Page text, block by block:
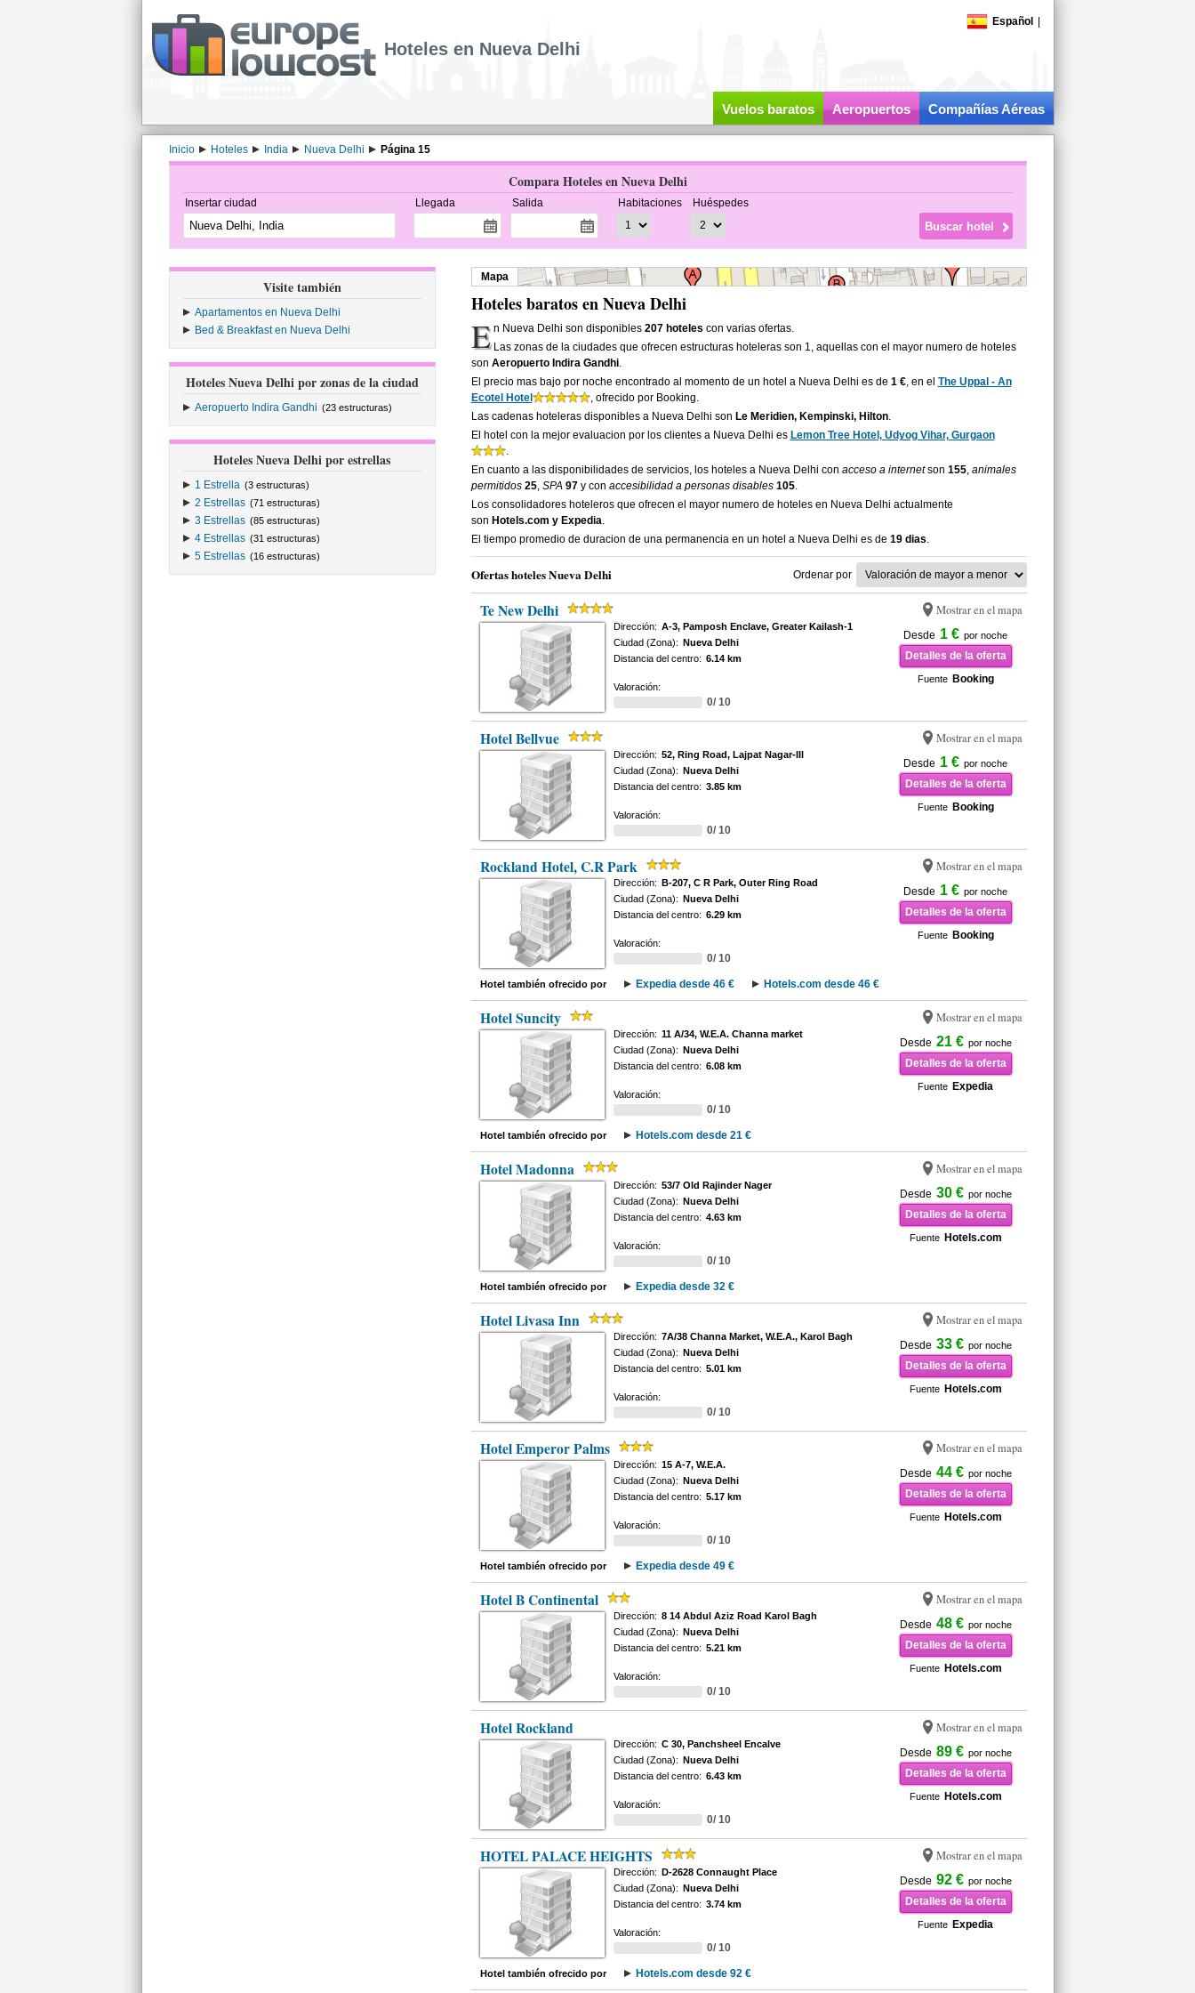
Español
Hoteles en Nueva Delhi
Vuelos baratos Aeropuertos Compañías Aéreas
Inicio Hoteles India Nueva Delhi Página 15
Compara Hoteles en Nueva Delhi
Insertar ciudad Llegada Salida Habitaciones Huéspedes
Visite también
Apartamentos en Nueva Delhi
Bed & Breakfast en Nueva Delhi
Hoteles Nueva Delhi por zonas de la ciudad
Aeropuerto Indira Gandhi (23 estructuras)
Hoteles Nueva Delhi por estrellas
1 Estrella (3 estructuras)
2 Estrellas (71 estructuras)
3 Estrellas (85 estructuras)
4 Estrellas (31 estructuras)
5 Estrellas (16 estructuras)
Mapa
Hoteles baratos en Nueva Delhi
E n Nueva Delhi son disponibles207 hoteles con varias ofertas.
Las zonas de la ciudades que ofrecen estructuras hoteleras son 1, aquellas con el mayor numero de hoteles
son Aeropuerto Indira Gandhi.
El precio mas bajo por noche encontrado al momento de un hotel a Nueva Delhi es de 1 €, en el The Uppal - An
Ecotel Hotel
, ofrecido por Booking.
Las cadenas hoteleras disponibles a Nueva Delhi son Le Meridien, Kempinski, Hilton.
El hotel con la mejor evaluacion por los clientes a Nueva Delhi es Lemon Tree Hotel, Udyog Vihar, Gurgaon
.
En cuanto a las disponibilidades de servicios, los hoteles a Nueva Delhi con acceso a internetson 155, animales
permitidos 25, SPA 97y con accesibilidad a personas disables 105.
Los consolidadores hoteleros que ofrecen el mayor numero de hoteles en Nueva Delhi actualmente
son Hotels.com y Expedia.
El tiempo promedio de duracion de una permanencia en un hotel a Nueva Delhi es de 19 dias.
Ofertas hoteles Nueva Delhi Ordenar por
Te New Delhi Mostrar en el mapa
Desde 1 € por noche
Detalles de la oferta
Fuente Booking
Dirección: A-3, Pamposh Enclave, Greater Kailash-1
Ciudad (Zona): Nueva Delhi
Distancia del centro: 6.14 km
Valoración:
0/ 10
Hotel Bellvue Mostrar en el mapa
Desde 1 € por noche
Detalles de la oferta
Fuente Booking
Dirección: 52, Ring Road, Lajpat Nagar-III
Ciudad (Zona): Nueva Delhi
Distancia del centro: 3.85 km
Valoración:
0/ 10
Rockland Hotel, C.R Park Mostrar en el mapa
Desde 1 € por noche
Detalles de la oferta
Fuente Booking
Dirección: B-207, C R Park, Outer Ring Road
Ciudad (Zona): Nueva Delhi
Distancia del centro: 6.29 km
Valoración:
0/ 10
Hotel también ofrecido por Expedia desde 46 € Hotels.com desde 46 €
Hotel Suncity Mostrar en el mapa
Desde 21 € por noche
Detalles de la oferta
Fuente Expedia
Dirección: 11 A/34, W.E.A. Channa market
Ciudad (Zona): Nueva Delhi
Distancia del centro: 6.08 km
Valoración:
0/ 10
Hotel también ofrecido por Hotels.com desde 21 €
Hotel Madonna Mostrar en el mapa
Desde 30 € por noche
Detalles de la oferta
Fuente Hotels.com
Dirección: 53/7 Old Rajinder Nager
Ciudad (Zona): Nueva Delhi
Distancia del centro: 4.63 km
Valoración:
0/ 10
Hotel también ofrecido por Expedia desde 32 €
Hotel Livasa Inn Mostrar en el mapa
Desde 33 € por noche
Detalles de la oferta
Fuente Hotels.com
Dirección: 7A/38 Channa Market, W.E.A., Karol Bagh
Ciudad (Zona): Nueva Delhi
Distancia del centro: 5.01 km
Valoración:
0/ 10
Hotel Emperor Palms Mostrar en el mapa
Desde 44 € por noche
Detalles de la oferta
Fuente Hotels.com
Dirección: 15 A-7, W.E.A.
Ciudad (Zona): Nueva Delhi
Distancia del centro: 5.17 km
Valoración:
0/ 10
Hotel también ofrecido por Expedia desde 49 €
Hotel B Continental Mostrar en el mapa
Desde 48 € por noche
Detalles de la oferta
Fuente Hotels.com
Dirección: 8 14 Abdul Aziz Road Karol Bagh
Ciudad (Zona): Nueva Delhi
Distancia del centro: 5.21 km
Valoración:
0/ 10
Hotel Rockland Mostrar en el mapa
Desde 89 € por noche
Detalles de la oferta
Fuente Hotels.com
Dirección: C 30, Panchsheel Encalve
Ciudad (Zona): Nueva Delhi
Distancia del centro: 6.43 km
Valoración:
0/ 10
HOTEL PALACE HEIGHTS Mostrar en el mapa
Desde 92 € por noche
Detalles de la oferta
Fuente Expedia
Dirección: D-2628 Connaught Place
Ciudad (Zona): Nueva Delhi
Distancia del centro: 3.74 km
Valoración:
0/ 10
Hotel también ofrecido por Hotels.com desde 92 €